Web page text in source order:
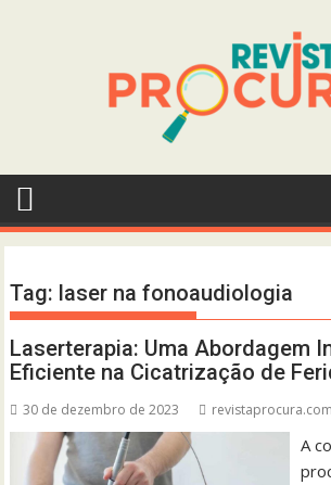
Tag: laser na fonoaudiologia
Laserterapia: Uma Abordagem
Eficiente na Cicatrização de
30 de dezembro de 2023
A